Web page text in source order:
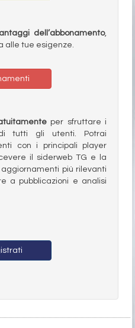
dell’abbonamento,
alle tue esigenze.
per sfruttare i
tutti gli utenti. Potrai
con i principali player
il siderweb TG e la
più rilevanti
a pubblicazioni e analisi